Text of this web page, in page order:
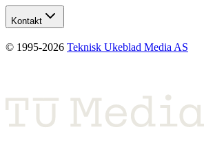
Kontakt
© 1995-2026 Teknisk Ukeblad Media AS